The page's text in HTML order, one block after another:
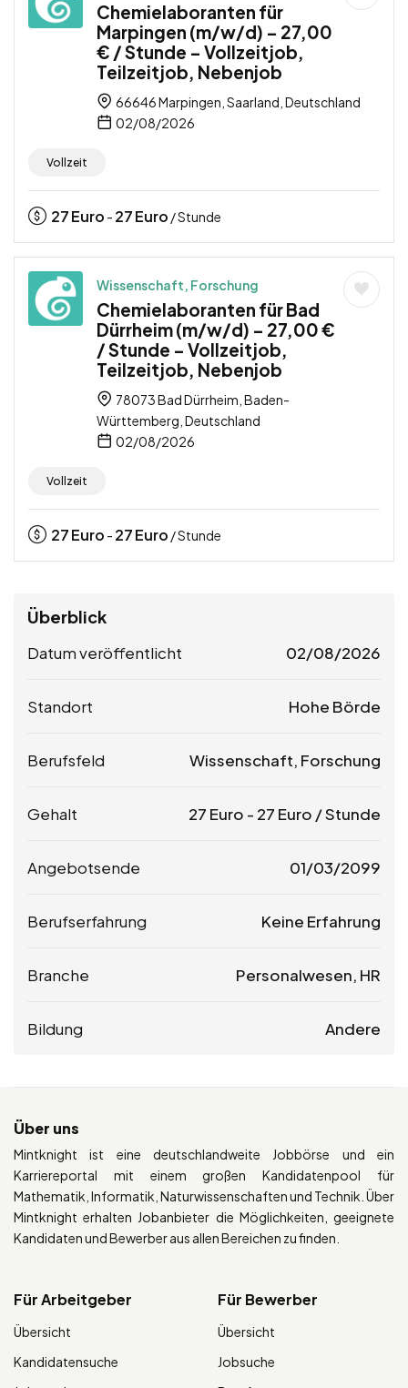
Chemielaboranten für
Marpingen (m/w/d) – 27,00
€ / Stunde – Vollzeitjob,
Teilzeitjob, Nebenjob
66646 Marpingen, Saarland, Deutschland
02/08/2026
Vollzeit
27Euro - 27Euro / Stunde
Wissenschaft, Forschung
Chemielaboranten für Bad
Dürrheim (m/w/d) – 27,00 €
/ Stunde – Vollzeitjob,
Teilzeitjob, Nebenjob
78073 Bad Dürrheim, Baden-
Württemberg, Deutschland
02/08/2026
Vollzeit
27Euro - 27Euro / Stunde
Überblick
Datum veröffentlicht 02/08/2026
Standort Hohe Börde
Berufsfeld Wissenschaft, Forschung
Gehalt 27 Euro - 27 Euro / Stunde
Angebotsende 01/03/2099
Berufserfahrung Keine Erfahrung
Branche Personalwesen, HR
Bildung Andere
Über uns
Mintknight ist eine deutschlandweite Jobbörse und ein
Karriereportal mit einem großen Kandidatenpool für
Mathematik, Informatik, Naturwissenschaften und Technik. Über
Mintknight erhalten Jobanbieter die Möglichkeiten, geeignete
Kandidaten und Bewerber aus allen Bereichen zu finden.
Für Arbeitgeber
Übersicht
Kandidatensuche
Für Bewerber
Übersicht
Jobsuche